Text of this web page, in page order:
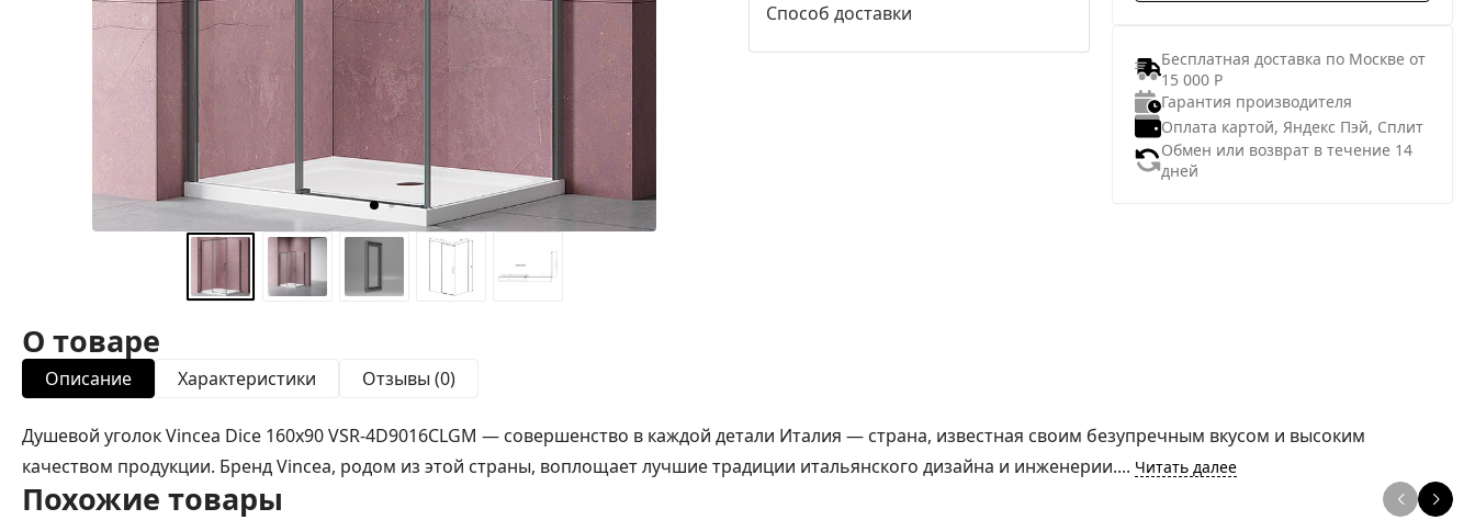
Способ доставки
Бесплатная доставка по Москве от
15 000 Р
Гарантия производителя
Оплата картой, Яндекс Пэй, Сплит
Обмен или возврат в течение 14
дней
О товаре
Описание Характеристики Отзывы (0)
Душевой уголок Vincea Dice 160x90 VSR-4D9016CLGM — совершенство в каждой детали Италия — страна, известная своим безупречным вкусом и высоким
качеством продукции. Бренд Vincea, родом из этой страны, воплощает лучшие традиции итальянского дизайна и инженерии.... Читать далее
Похожие товары